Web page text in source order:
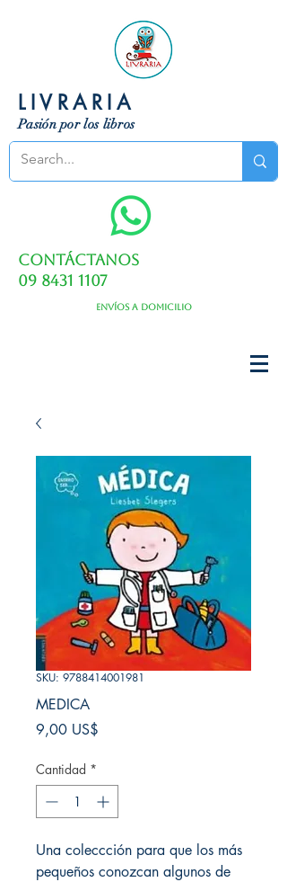
LIVRARIA
Pasión por los libros
Contáctanos
09 8431 1107
Envíos a domicilio
SKU: 9788414001981
MEDICA
9,00 US$
Cantidad *
Una coleccción para que los más
pequeños conozcan algunos de